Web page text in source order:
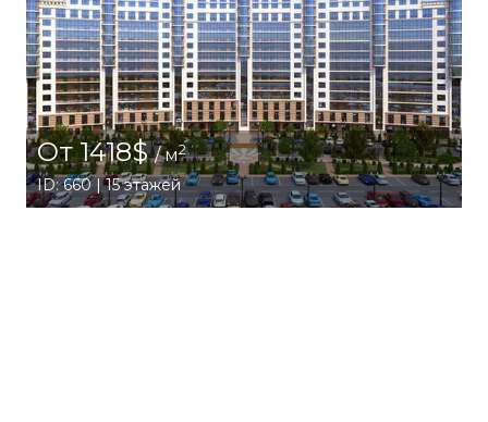
От 1418$/ м2
ID: 660 | 15 этажей